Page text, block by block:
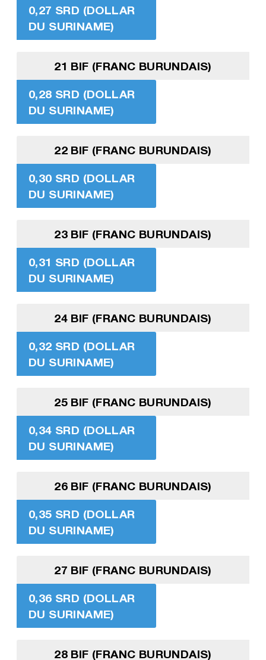
0,27 SRD (DOLLAR
DU SURINAME)
21 BIF (FRANC BURUNDAIS)
0,28 SRD (DOLLAR
DU SURINAME)
22 BIF (FRANC BURUNDAIS)
0,30 SRD (DOLLAR
DU SURINAME)
23 BIF (FRANC BURUNDAIS)
0,31 SRD (DOLLAR
DU SURINAME)
24 BIF (FRANC BURUNDAIS)
0,32 SRD (DOLLAR
DU SURINAME)
25 BIF (FRANC BURUNDAIS)
0,34 SRD (DOLLAR
DU SURINAME)
26 BIF (FRANC BURUNDAIS)
0,35 SRD (DOLLAR
DU SURINAME)
27 BIF (FRANC BURUNDAIS)
0,36 SRD (DOLLAR
DU SURINAME)
28 BIF (FRANC BURUNDAIS)